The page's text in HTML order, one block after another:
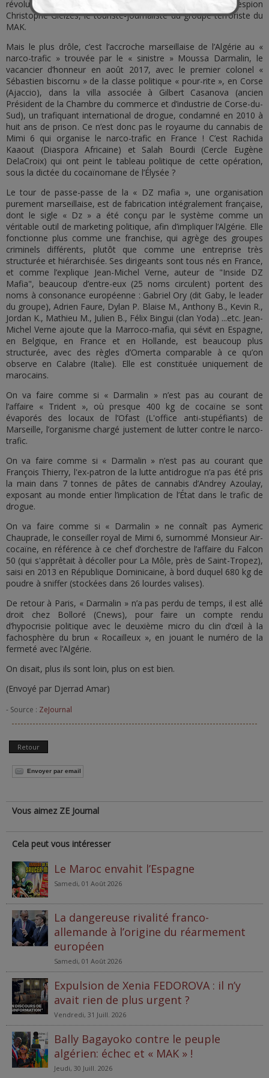
révolutionnaires. En même temps il a plaidé la cause de l’espion
Christophe Gleizes, le touriste-journaliste du groupe terroriste du
MAK.
Mais le plus drôle, c’est l’accroche marseillaise de l’Algérie au «
narco-trafic » trouvée par le « sinistre » Moussa Darmalin, le
vacancier d’honneur en août 2017, avec le premier colonel «
Sébastien biscornu » de la classe politique « pour-rite », en Corse
(Ajaccio), dans la villa associée à Gilbert Casanova (ancien
Président de la Chambre du commerce et d’industrie de Corse-du-
Sud), un trafiquant international de drogue, condamné en 2010 à
huit ans de prison. Ce n’est donc pas le royaume du cannabis de
Mimi 6 qui organise le narco-trafic en France ! C’est Rachida
Kaaout (Diaspora Africaine) et Salah Bourdi (Cercle Eugène
DelaCroix) qui ont peint le tableau politique de cette opération,
sous la dictée du cocaïnomane de l’Élysée ?
Le tour de passe-passe de la « DZ mafia », une organisation
purement marseillaise, est de fabrication intégralement française,
dont le sigle « Dz » a été conçu par le système comme un
véritable outil de marketing politique, afin d’impliquer l’Algérie. Elle
fonctionne plus comme une franchise, qui agrège des groupes
criminels différents, plutôt que comme une entreprise très
structurée et hiérarchisée. Ses dirigeants sont tous nés en France,
et comme l’explique Jean-Michel Verne, auteur de "Inside DZ
Mafia", beaucoup d’entre-eux (25 noms circulent) portent des
noms à consonance européenne : Gabriel Ory (dit Gaby, le leader
du groupe), Adrien Faure, Dylan P. Blaise M., Anthony B., Kevin R.,
Jordan K., Mathieu M., Julien B., Félix Bingui (clan Yoda) ...etc. Jean-
Michel Verne ajoute que la Marroco-mafia, qui sévit en Espagne,
en Belgique, en France et en Hollande, est beaucoup plus
structurée, avec des règles d’Omerta comparable à ce qu’on
observe en Calabre (Italie). Elle est constituée uniquement de
marocains.
On va faire comme si « Darmalin » n’est pas au courant de
l’affaire « Trident », où presque 400 kg de cocaïne se sont
évaporés des locaux de l’Ofast (L'office anti-stupéfiants) de
Marseille, l’organisme chargé justement de lutter contre le narco-
trafic.
On va faire comme si « Darmalin » n’est pas au courant que
François Thierry, l'ex-patron de la lutte antidrogue n’a pas été pris
la main dans 7 tonnes de pâtes de cannabis d’Andrey Azoulay,
exposant au monde entier l’implication de l’État dans le trafic de
drogue.
On va faire comme si « Darmalin » ne connaît pas Aymeric
Chauprade, le conseiller royal de Mimi 6, surnommé Monsieur Air-
cocaïne, en référence à ce chef d’orchestre de l’affaire du Falcon
50 (qui s'apprêtait à décoller pour La Môle, près de Saint-Tropez),
saisi en 2013 en République Dominicaine, à bord duquel 680 kg de
poudre à sniffer (stockées dans 26 lourdes valises).
De retour à Paris, « Darmalin » n’a pas perdu de temps, il est allé
droit chez Bolloré (Cnews), pour faire un compte rendu
d’hypocrisie politique avec le deuxième micro du clin d’œil à la
fachosphère du brun « Rocailleux », en jouant le numéro de la
fermeté avec l’Algérie.
On disait, plus ils sont loin, plus on est bien.
(Envoyé par Djerrad Amar)
- Source : ZeJournal
Retour
Envoyer par email
Vous aimez ZE Journal
Cela peut vous intéresser
Le Maroc envahit l’Espagne
Samedi, 01 Août 2026
La dangereuse rivalité franco-
allemande à l’origine du réarmement
européen
Samedi, 01 Août 2026
Expulsion de Xenia FEDOROVA : il n’y
avait rien de plus urgent ?
Vendredi, 31 Juill. 2026
Bally Bagayoko contre le peuple
algérien: échec et « MAK » !
Jeudi, 30 Juill. 2026